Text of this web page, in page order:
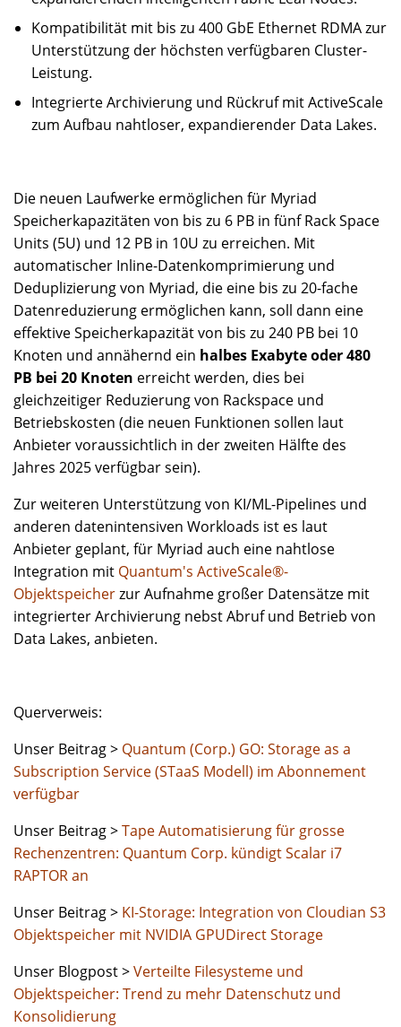
Kompatibilität mit bis zu 400 GbE Ethernet RDMA zur
Unterstützung der höchsten verfügbaren Cluster-
Leistung.
Integrierte Archivierung und Rückruf mit ActiveScale
zum Aufbau nahtloser, expandierender Data Lakes.
Die neuen Laufwerke ermöglichen für Myriad
Speicherkapazitäten von bis zu 6 PB in fünf Rack Space
Units (5U) und 12 PB in 10U zu erreichen. Mit
automatischer Inline-Datenkomprimierung und
Deduplizierung von Myriad, die eine bis zu 20-fache
Datenreduzierung ermöglichen kann, soll dann eine
effektive Speicherkapazität von bis zu 240 PB bei 10
Knoten und annähernd ein halbes Exabyte oder 480
PB bei 20 Knoten erreicht werden, dies bei
gleichzeitiger Reduzierung von Rackspace und
Betriebskosten (die neuen Funktionen sollen laut
Anbieter voraussichtlich in der zweiten Hälfte des
Jahres 2025 verfügbar sein).
Zur weiteren Unterstützung von KI/ML-Pipelines und
anderen datenintensiven Workloads ist es laut
Anbieter geplant, für Myriad auch eine nahtlose
Integration mit Quantum's ActiveScale®-
Objektspeicherzur Aufnahme großer Datensätze mit
integrierter Archivierung nebst Abruf und Betrieb von
Data Lakes, anbieten.
Querverweis:
Unser Beitrag > Quantum (Corp.) GO: Storage as a
Subscription Service (STaaS Modell) im Abonnement
verfügbar
Unser Beitrag >Tape Automatisierung für grosse
Rechenzentren: Quantum Corp. kündigt Scalar i7
RAPTOR an
Unser Beitrag > KI-Storage: Integration von Cloudian S3
Objektspeicher mit NVIDIA GPUDirect Storage
Unser Blogpost >Verteilte Filesysteme und
Objektspeicher: Trend zu mehr Datenschutz und
Konsolidierung